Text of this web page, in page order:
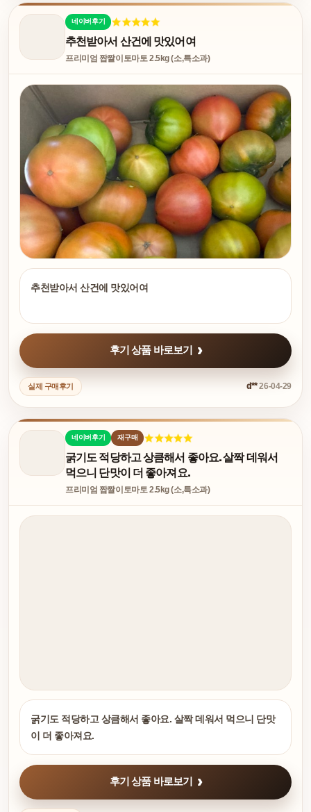
네이버후기
추천받아서 산건에 맛있어여
프리미엄 짭짤이토마토 2.5kg (소,특소과)
추천받아서 산건에 맛있어여
후기 상품 바로보기
실제 구매후기 d**26-04-29
네이버후기 재구매
굵기도 적당하고 상큼해서 좋아요. 살짝 데워서
먹으니 단맛이 더 좋아져요.
프리미엄 짭짤이토마토 2.5kg (소,특소과)
굵기도 적당하고 상큼해서 좋아요. 살짝 데워서 먹으니 단맛
이 더 좋아져요.
후기 상품 바로보기